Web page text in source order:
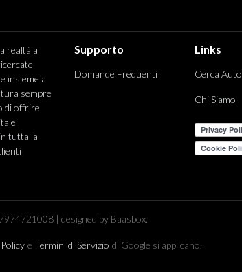
realtà a
insieme a
sempre
di offrire
e
tutta la
Supporto
Domande Frequenti
Links
Cerca Auto
Chi Siamo
| designed by Baasbox.
e Termini di Servizio di Google si applicano.